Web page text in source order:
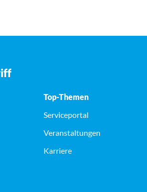
Top-Themen
Serviceportal
Veranstaltungen
Karriere